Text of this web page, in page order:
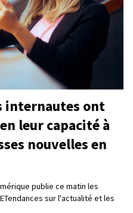
internautes ont
leur capacité à
nouvelles en
publie ce matin les
sur l'actualité et les